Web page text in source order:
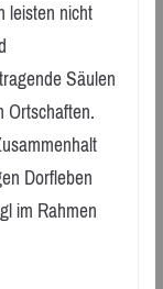
leisten nicht
Säulen
Ortschaften.
Dorfleben
im Rahmen